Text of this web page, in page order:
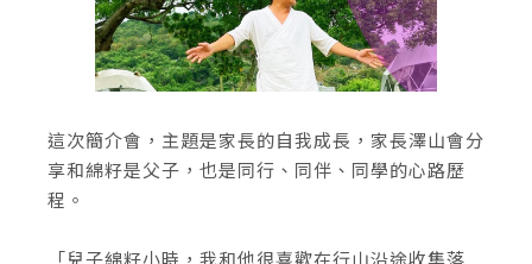
這次簡介會，主題是家長的自我成長，家長澤山會分
享和綿籽是父子，也是同行、同伴、同學的心路歷
程。
「兒子綿籽小時，我和他很喜歡在行山沿途收集落